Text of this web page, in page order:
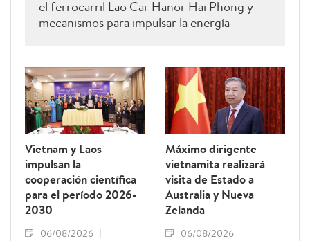
el ferrocarril Lao Cai-Hanoi-Hai Phong y
mecanismos para impulsar la energía
Vietnam y Laos
impulsan la
cooperación científica
para el período 2026-
2030
06/08/2026
Máximo dirigente
vietnamita realizará
visita de Estado a
Australia y Nueva
Zelanda
06/08/2026